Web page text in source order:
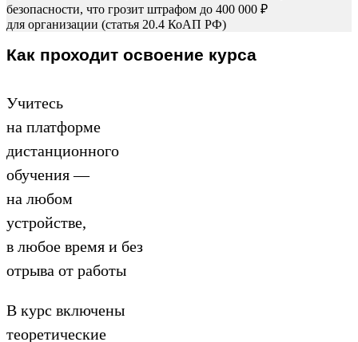
безопасности, что грозит штрафом до 400 000 ₽
для организации (статья 20.4 КоАП РФ)
Как проходит освоение курса
Учитесь
на платформе
дистанционного
обучения —
на любом
устройстве,
в любое время и без
отрыва от работы
В курс включены
теоретические